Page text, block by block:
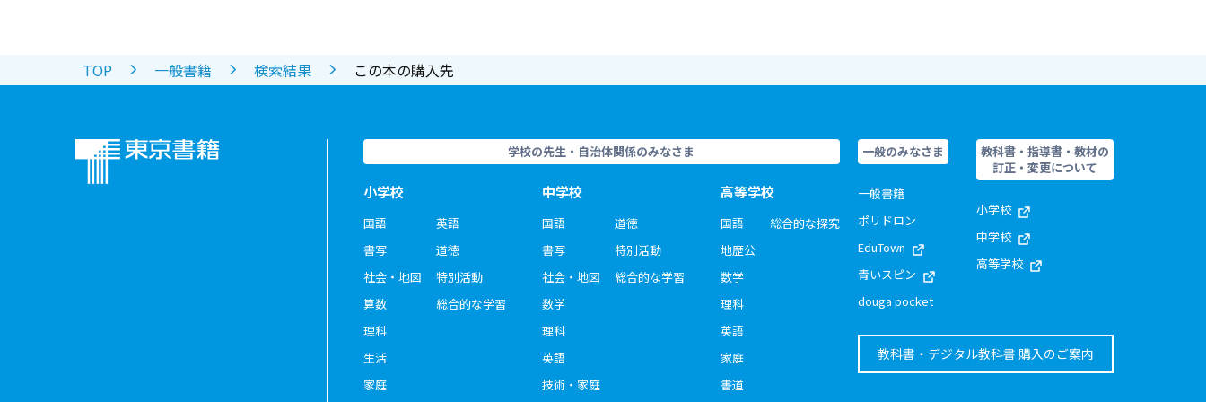
TOP 一般書籍 検索結果 この本の購入先
学校の先生・自治体関係のみなさま
小学校
国語
書写
社会・地図
算数
理科
生活
家庭
英語
道徳
特別活動
総合的な学習
中学校
国語
書写
社会・地図
数学
理科
英語
技術・家庭
道徳
特別活動
総合的な学習
高等学校
国語
地歴公
数学
理科
英語
家庭
書道
総合的な探究
一般のみなさま
一般書籍
ポリドロン
EduTown
青いスピン
douga pocket
教科書・指導書・教材の
訂正・変更について
小学校
中学校
高等学校
教科書・デジタル教科書 購入のご案内